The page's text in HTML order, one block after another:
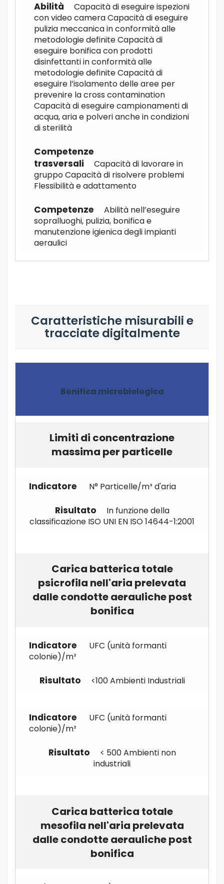
Capacità di eseguire ispezioni
con video camera Capacità di eseguire
pulizia meccanica in conformità alle
metodologie definite Capacità di
eseguire bonifica con prodotti
disinfettanti in conformità alle
metodologie definite Capacità di
eseguire l’isolamento delle aree per
prevenire la cross contamination
Capacità di eseguire campionamenti di
acqua, aria e polveri anche in condizioni
di sterilità
Capacità di lavorare in
gruppo Capacità di risolvere problemi
Flessibilità e adattamento
Abilità nell’eseguire
sopralluoghi, pulizia, bonifica e
manutenzione igienica degli impianti
aeraulici
Caratteristiche misurabili e
tracciate digitalmente
Bonifica microbiologica
Limiti di concentrazione
massima per particelle
N° Particelle/m³ d'aria
In funzione della
classificazione ISO UNI EN ISO 14644-1:2001
Carica batterica totale
psicrofila nell'aria prelevata
dalle condotte aerauliche post
bonifica
UFC (unità formanti
colonie)/m²
<100 Ambienti Industriali
UFC (unità formanti
colonie)/m²
< 500 Ambienti non
industriali
Carica batterica totale
mesofila nell'aria prelevata
dalle condotte aerauliche post
bonifica